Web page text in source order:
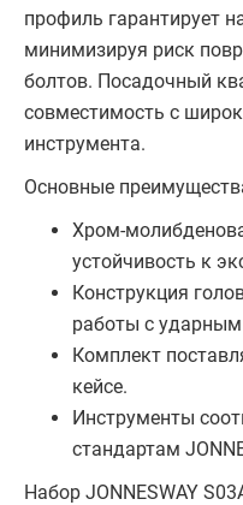
профиль гарантирует
минимизируя риск
болтов. Посадочный
совместимость с
инструмента.
Основные
Хром-
устойчивость к
Конструкция
работы с
Комплект
кейсе.
Инструменты
стандартам
Набор JONNESWAY